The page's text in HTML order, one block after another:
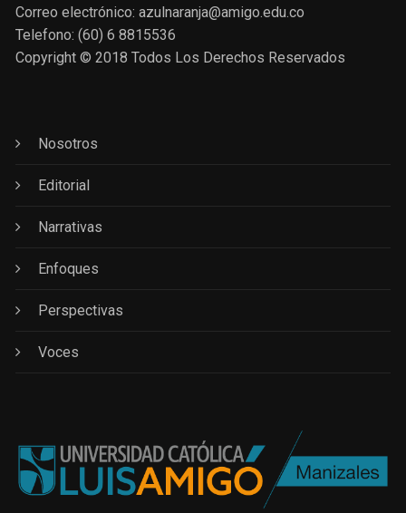
Correo electrónico: azulnaranja@amigo.edu.co
Telefono: (60) 6 8815536
Copyright © 2018 Todos Los Derechos Reservados
Nosotros
Editorial
Narrativas
Enfoques
Perspectivas
Voces